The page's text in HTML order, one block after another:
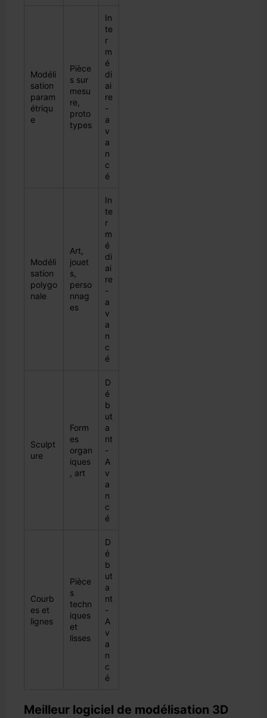
Modéli
sation
param
étriqu
e
Pièce
s sur
mesu
re,
proto
types
In
te
r
m
é
di
ai
re
-
a
v
a
n
c
é
Modéli
sation
polygo
nale
Art,
jouet
s,
perso
nnag
es
In
te
r
m
é
di
ai
re
-
a
v
a
n
c
é
Sculpt
ure
Form
es
organ
iques
, art
D
é
b
ut
a
nt
-
A
v
a
n
c
é
Courb
es et
lignes
Pièce
s
techn
iques
et
lisses
D
é
b
ut
a
nt
-
A
v
a
n
c
é
Meilleur logiciel de modélisation 3D